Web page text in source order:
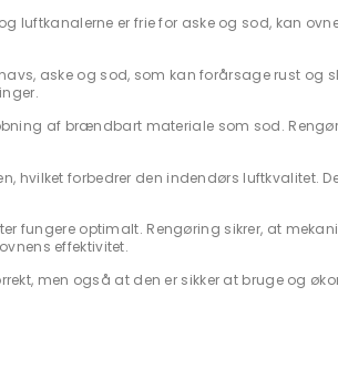
luftkanalerne er frie for aske og sod, kan
aske og sod, som kan forårsage rust og
af brændbart materiale som sod.
hvilket forbedrer den indendørs luftkvalitet.
fungere optimalt. Rengøring sikrer, at
effektivitet.
men også at den er sikker at bruge og